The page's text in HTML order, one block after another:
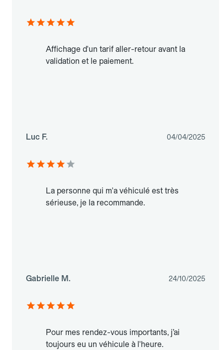
Affichage d'un tarif aller-retour avant la
validation et le paiement.
Luc F. 04/04/2025
La personne qui m'a véhiculé est très
sérieuse, je la recommande.
Gabrielle M. 24/10/2025
Pour mes rendez-vous importants, j’ai
toujours eu un véhicule à l'heure.